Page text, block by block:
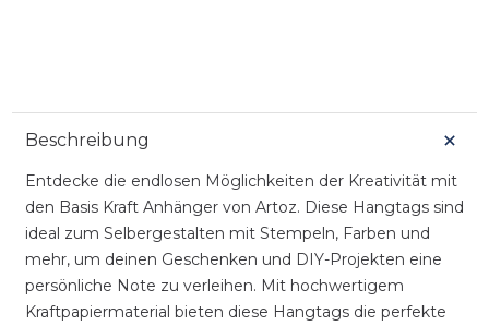
Beschreibung
Entdecke die endlosen Möglichkeiten der Kreativität mit
den Basis Kraft Anhänger von Artoz. Diese Hangtags sind
ideal zum Selbergestalten mit Stempeln, Farben und
mehr, um deinen Geschenken und DIY-Projekten eine
persönliche Note zu verleihen. Mit hochwertigem
Kraftpapiermaterial bieten diese Hangtags die perfekte